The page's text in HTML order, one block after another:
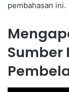
pembahasan ini.
Sumber